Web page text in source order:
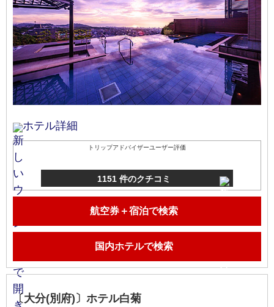
ホテル詳細
トリップアドバイザーユーザー評価
1151 件のクチコミ
航空券＋宿泊で検索
国内ホテルで検索
〔大分(別府)〕ホテル白菊